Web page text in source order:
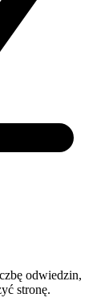
odwiedzin,
stronę.